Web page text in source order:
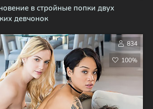
в стройные попки двух
девчонок
834
100%